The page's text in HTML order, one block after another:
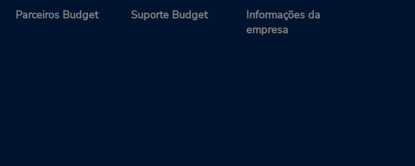
Parceiros Budget Suporte Budget
Informações da
empresa